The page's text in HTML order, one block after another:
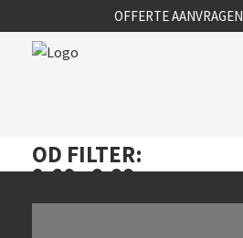
OFFERTE AANVRAGEN
OD FILTER:
8.00 - 9.99